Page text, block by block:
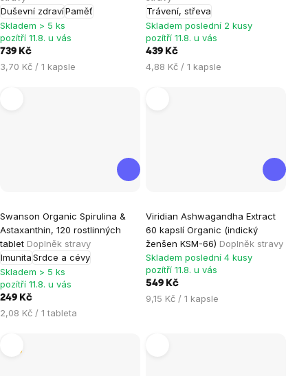
Duševní zdravíPaměť
5,0
z
5
hvězdiček.
Skladem > 5 ks
pozítří 11.8. u vás
739 Kč
Měrná
3,70 Kč / 1 kapsle
Trávení, střeva
Skladem poslední 2 kusy
pozítří 11.8. u vás
439 Kč
Měrná
4,88 Kč / 1 kapsle
Swanson Organic Spirulina &
Astaxanthin, 120 rostlinných
tablet Doplněk stravy
ImunitaSrdce a cévy
Skladem > 5 ks
pozítří 11.8. u vás
249 Kč
Měrná
2,08 Kč / 1 tableta
Viridian Ashwagandha Extract
60 kapslí Organic (indický
ženšen KSM-66) Doplněk stravy
hodnocení
produktu
je
5,0
z
5
Skladem poslední 4 kusy
pozítří 11.8. u vás
549 Kč
Měrná
9,15 Kč / 1 kapsle